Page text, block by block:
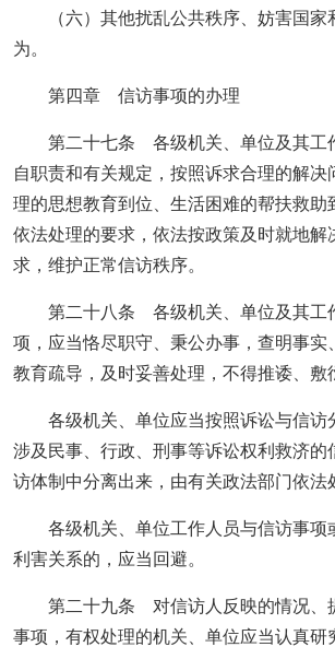
（六）其他扰乱公共秩序、妨害国
为。
第四章 信访事项的办理
第二十七条 各级机关、单位及其工
自职责和有关规定，按照诉求合理的解决
理的思想教育到位、生活困难的帮扶救助
依法处理的要求，依法按政策及时就地解
求，维护正常信访秩序。
第二十八条 各级机关、单位及其工
项，应当恪尽职守、秉公办事，查明事实
教育疏导，及时妥善处理，不得推诿、敷
各级机关、单位应当按照诉讼与信访
涉及民事、行政、刑事等诉讼权利救济的
访体制中分离出来，由有关政法部门依法
各级机关、单位工作人员与信访事项
利害关系的，应当回避。
第二十九条 对信访人反映的情况、
事项，有权处理的机关、单位应当认真研